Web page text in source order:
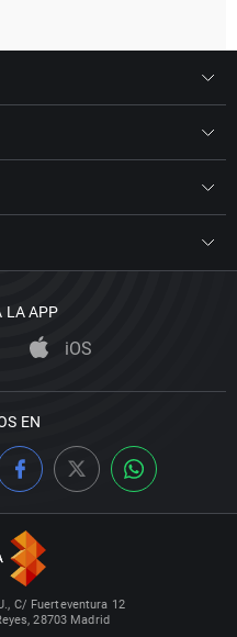
LA APP
iOS
EN
C/ Fuerteventura 12
28703 Madrid